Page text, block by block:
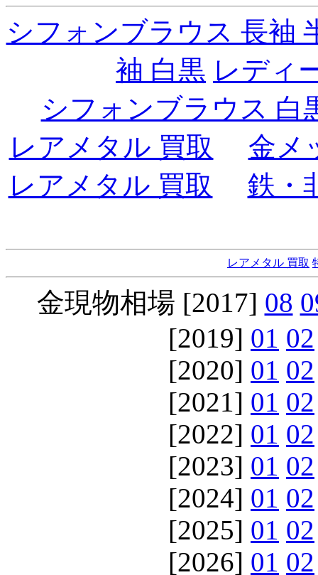
シフォンブラウス 長袖
袖 白黒 レディ
シフォンブラウス 白
レアメタル 買取
金メ
レアメタル 買取
鉄・
レアメタル 買取
金現物相場 [2017] 08
[2019] 01 02
[2020] 01 02
[2021] 01 02
[2022] 01 02
[2023] 01 02
[2024] 01 02
[2025] 01 02
[2026] 01 02